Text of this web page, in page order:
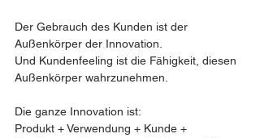
Der Gebrauch des Kunden ist der
Außenkörper der Innovation.
Und Kundenfeeling ist die Fähigkeit, diesen
Außenkörper wahrzunehmen.
Die ganze Innovation ist:
Produkt + Verwendung + Kunde +